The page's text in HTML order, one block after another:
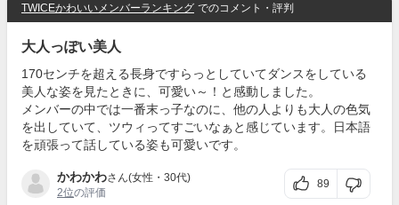
TWICEかわいいメンバーランキング でのコメント・評判
大人っぽい美人
170センチを超える長身ですらっとしていてダンスをしている
美人な姿を見たときに、可愛い～！と感動しました。
メンバーの中では一番末っ子なのに、他の人よりも大人の色気
を出していて、ツウィってすごいなぁと感じています。日本語
を頑張って話している姿も可愛いです。
かわかわさん(女性・30代)
2位の評価
89